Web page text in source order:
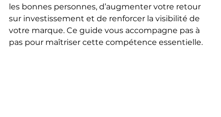
les bonnes personnes, d’augmenter votre retour
sur investissement et de renforcer la visibilité de
votre marque. Ce guide vous accompagne pas à
pas pour maîtriser cette compétence essentielle.